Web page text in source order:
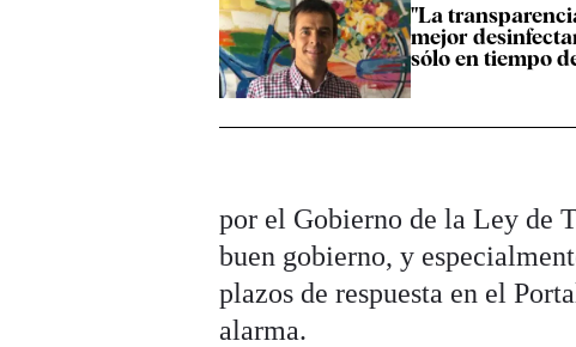
"La
mejor
sólo en tiempo
por el Gobierno de la Ley de
buen gobierno, y
plazos de respuesta en el
alarma.